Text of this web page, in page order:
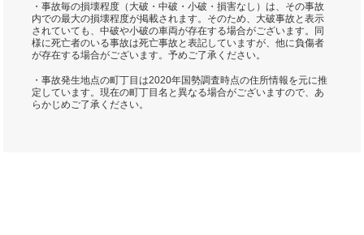
・事故毎の損壊程度（大破・中破・小破・損害なし）は、その事故
内での最大の損壊程度が掲載されます。そのため、大破事故と表示
されていても、中破や小破の車両が存在する場合がございます。同
様に死亡者のいる事故は死亡事故と表記していますが、他に負傷者
が存在する場合がございます。予めご了承ください。
・事故発生地点の町丁目は2020年国勢調査時点の住所情報を元に推
定しています。現在の町丁目名と異なる場合がございますので、あ
らかじめご了承ください。